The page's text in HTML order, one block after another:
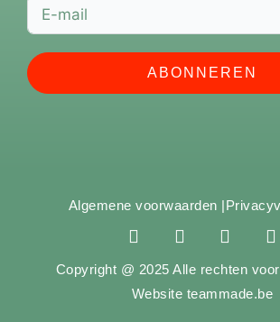
ABONNEREN
Copyright @ 2025 Alle rechten
Website teammade.be
F
a
c
e
b
I
n
s
t
a
Y
o
u
t
u
S
p
t
i
Algemene voorwaarden |